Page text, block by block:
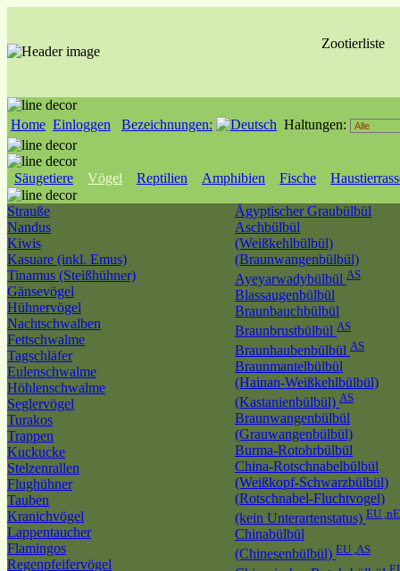
Zootierliste
Home Einloggen Bezeichnungen: Haltungen:
Säugetiere Vögel Reptilien Amphibien Fische
Strauße
Nandus
Kiwis
Kasuare (inkl. Emus)
Tinamus (Steißhühner)
Gänsevögel
Hühnervögel
Nachtschwalben
Fettschwalme
Tagschläfer
Eulenschwalme
Höhlenschwalme
Seglervögel
Turakos
Trappen
Kuckucke
Stelzenrallen
Flughühner
Tauben
Kranichvögel
Lappentaucher
Flamingos
Regenpfeifervögel
Ägyptischer Graubülbül
Aschbülbül
(Weißkehlbülbül)
(Braunwangenbülbül)
Ayeyarwadybülbül AS
Blassaugenbülbül
Braunbauchbülbül
Braunbrustbülbül AS
Braunhaubenbülbül AS
Braunmantelbülbül
(Hainan-Weißkehlbülbül)
(Kastanienbülbül) AS
Braunwangenbülbül
(Grauwangenbülbül)
Burma-Rotohrbülbül
China-Rotschnabelbülbül
(Weißkopf-Schwarzbülbül)
(Rotschnabel-Fluchtvogel)
(kein Unterartenstatus) EU
Chinabülbül
(Chinesenbülbül) EU ,AS